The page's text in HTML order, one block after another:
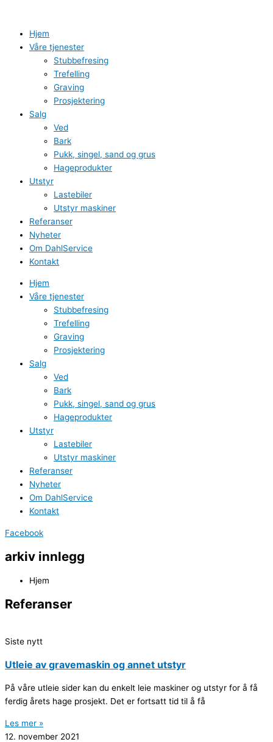
innholdet
Hjem
Våre tjenester
Stubbefresing
Trefelling
Graving
Prosjektering
Salg
Ved
Bark
Pukk, singel, sand og grus
Hageprodukter
Utstyr
Lastebiler
Utstyr maskiner
Referanser
Nyheter
Om DahlService
Kontakt
Hjem
Våre tjenester
Stubbefresing
Trefelling
Graving
Prosjektering
Salg
Ved
Bark
Pukk, singel, sand og grus
Hageprodukter
Utstyr
Lastebiler
Utstyr maskiner
Referanser
Nyheter
Om DahlService
Kontakt
Facebook
arkiv innlegg
Hjem
Referanser
Siste nytt
Utleie av gravemaskin og annet utstyr
På våre utleie sider kan du enkelt leie maskiner og utstyr for å få
ferdig årets hage prosjekt. Det er fortsatt tid til å få
Les mer »
12. november 2021